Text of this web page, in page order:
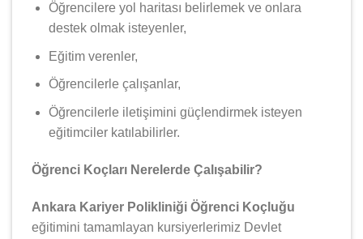
Öğrencilere yol haritası belirlemek ve onlara
destek olmak isteyenler,
Eğitim verenler,
Öğrencilerle çalışanlar,
Öğrencilerle iletişimini güçlendirmek isteyen
eğitimciler katılabilirler.
Öğrenci Koçları Nerelerde Çalışabilir?
Ankara Kariyer Polikliniği Öğrenci Koçluğu
eğitimini tamamlayan kursiyerlerimiz Devlet